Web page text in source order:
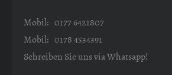
Mobil: 0177 6421807
Mobil: 0178 4534391
Schreiben Sie uns via Whatsapp!